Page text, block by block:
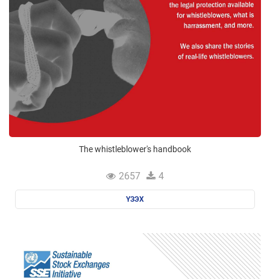
The whistleblower's handbook
2657 4
ҮЗЭХ